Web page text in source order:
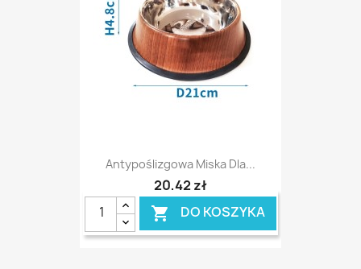
Antypoślizgowa Miska Dla...
20,42 zł
 DO KOSZYKA